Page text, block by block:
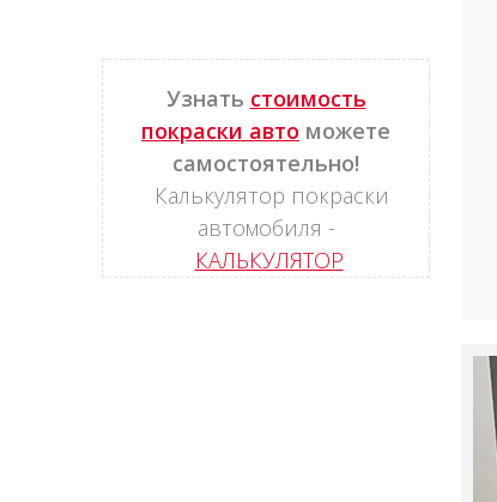
Узнать стоимость
покраски авто можете
самостоятельно!
Калькулятор покраски
автомобиля -
КАЛЬКУЛЯТОР